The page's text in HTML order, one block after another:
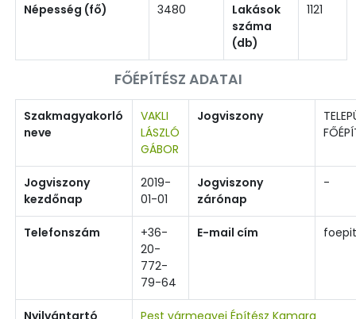
Népesség (fő) 3480
Lakások
száma
(db)
1121
FŐÉPÍTÉSZ ADATAI
Szakmagyakorló
neve
VAKLI
LÁSZLÓ
GÁBOR
Jogviszony
Jogviszony
kezdőnap
2019-
01-01
Jogviszony
zárónap
-
Telefonszám
+36-
20-
772-
79-64
E-mail cím
Nyilvántartó
Pest vármegyei Építész Kamara